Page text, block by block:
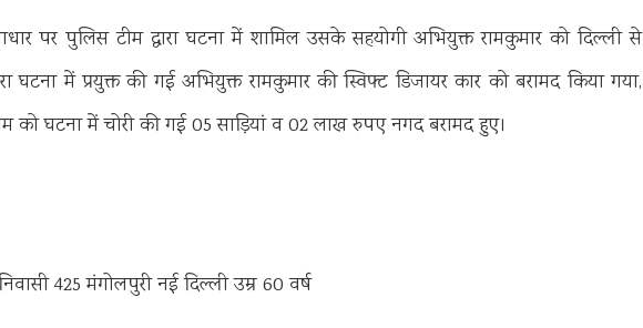
पर पुलिस टीम द्वारा घटना में शामिल उसके सहयोगी अभियुक्त रामकुमार को दिल्ली से
घटना में प्रयुक्त की गई अभियुक्त रामकुमार की स्विफ्ट डिजायर कार को बरामद किया गया,
को घटना में चोरी की गई 05 साड़ियां व 02 लाख रुपए नगद बरामद हुए।
425 मंगोलपुरी नई दिल्ली उम्र 60 वर्ष